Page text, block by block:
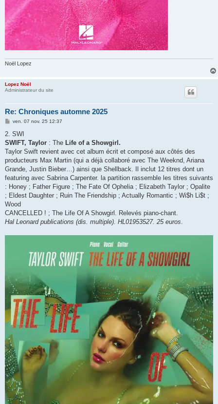
Noël Lopez
Lopez Noël
Administrateur du site
Re: Chroniques automne 2025
M
s
a
g
e
ven. 07 nov. 25 12:37
2. SWI
SWIFT, Taylor : The Life of a Showgirl.
Taylor Swift revient avec cet album écrit et composé aux côtés des
producteurs Max Martin (qui a déjà collaboré avec The Weeknd, Ariana
Grande, Justin Bieber…) ainsi que Shellback. Il inclut 12 titres dont un
featuring avec Sabrina Carpenter. la partition rassemble les titres suivants
: Honey ; Father Figure ; The Fate Of Ophelia ; Elizabeth Taylor ; Opalite
; Eldest Daughter ; Ruin The Friendship ; Actually Romantic ; Wi$h Li$t ;
Wood
CANCELLED ! ; The Life Of A Showgirl. Relevés piano-chant.
Hal Leonard publications (dis. multiple). HL01953527. 25 euros